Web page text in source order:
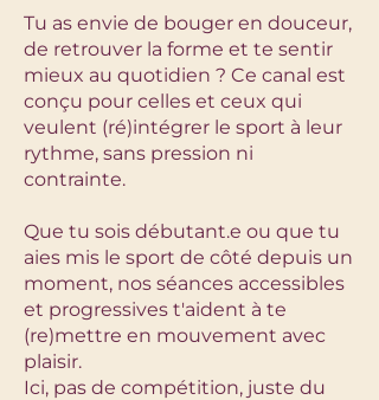
Tu as envie de bouger en douceur,
de retrouver la forme et te sentir
mieux au quotidien ? Ce canal est
conçu pour celles et ceux qui
veulent (ré)intégrer le sport à leur
rythme, sans pression ni
contrainte.
Que tu sois débutant.e ou que tu
aies mis le sport de côté depuis un
moment, nos séances accessibles
et progressives t'aident à te
(re)mettre en mouvement avec
plaisir.
Ici, pas de compétition, juste du